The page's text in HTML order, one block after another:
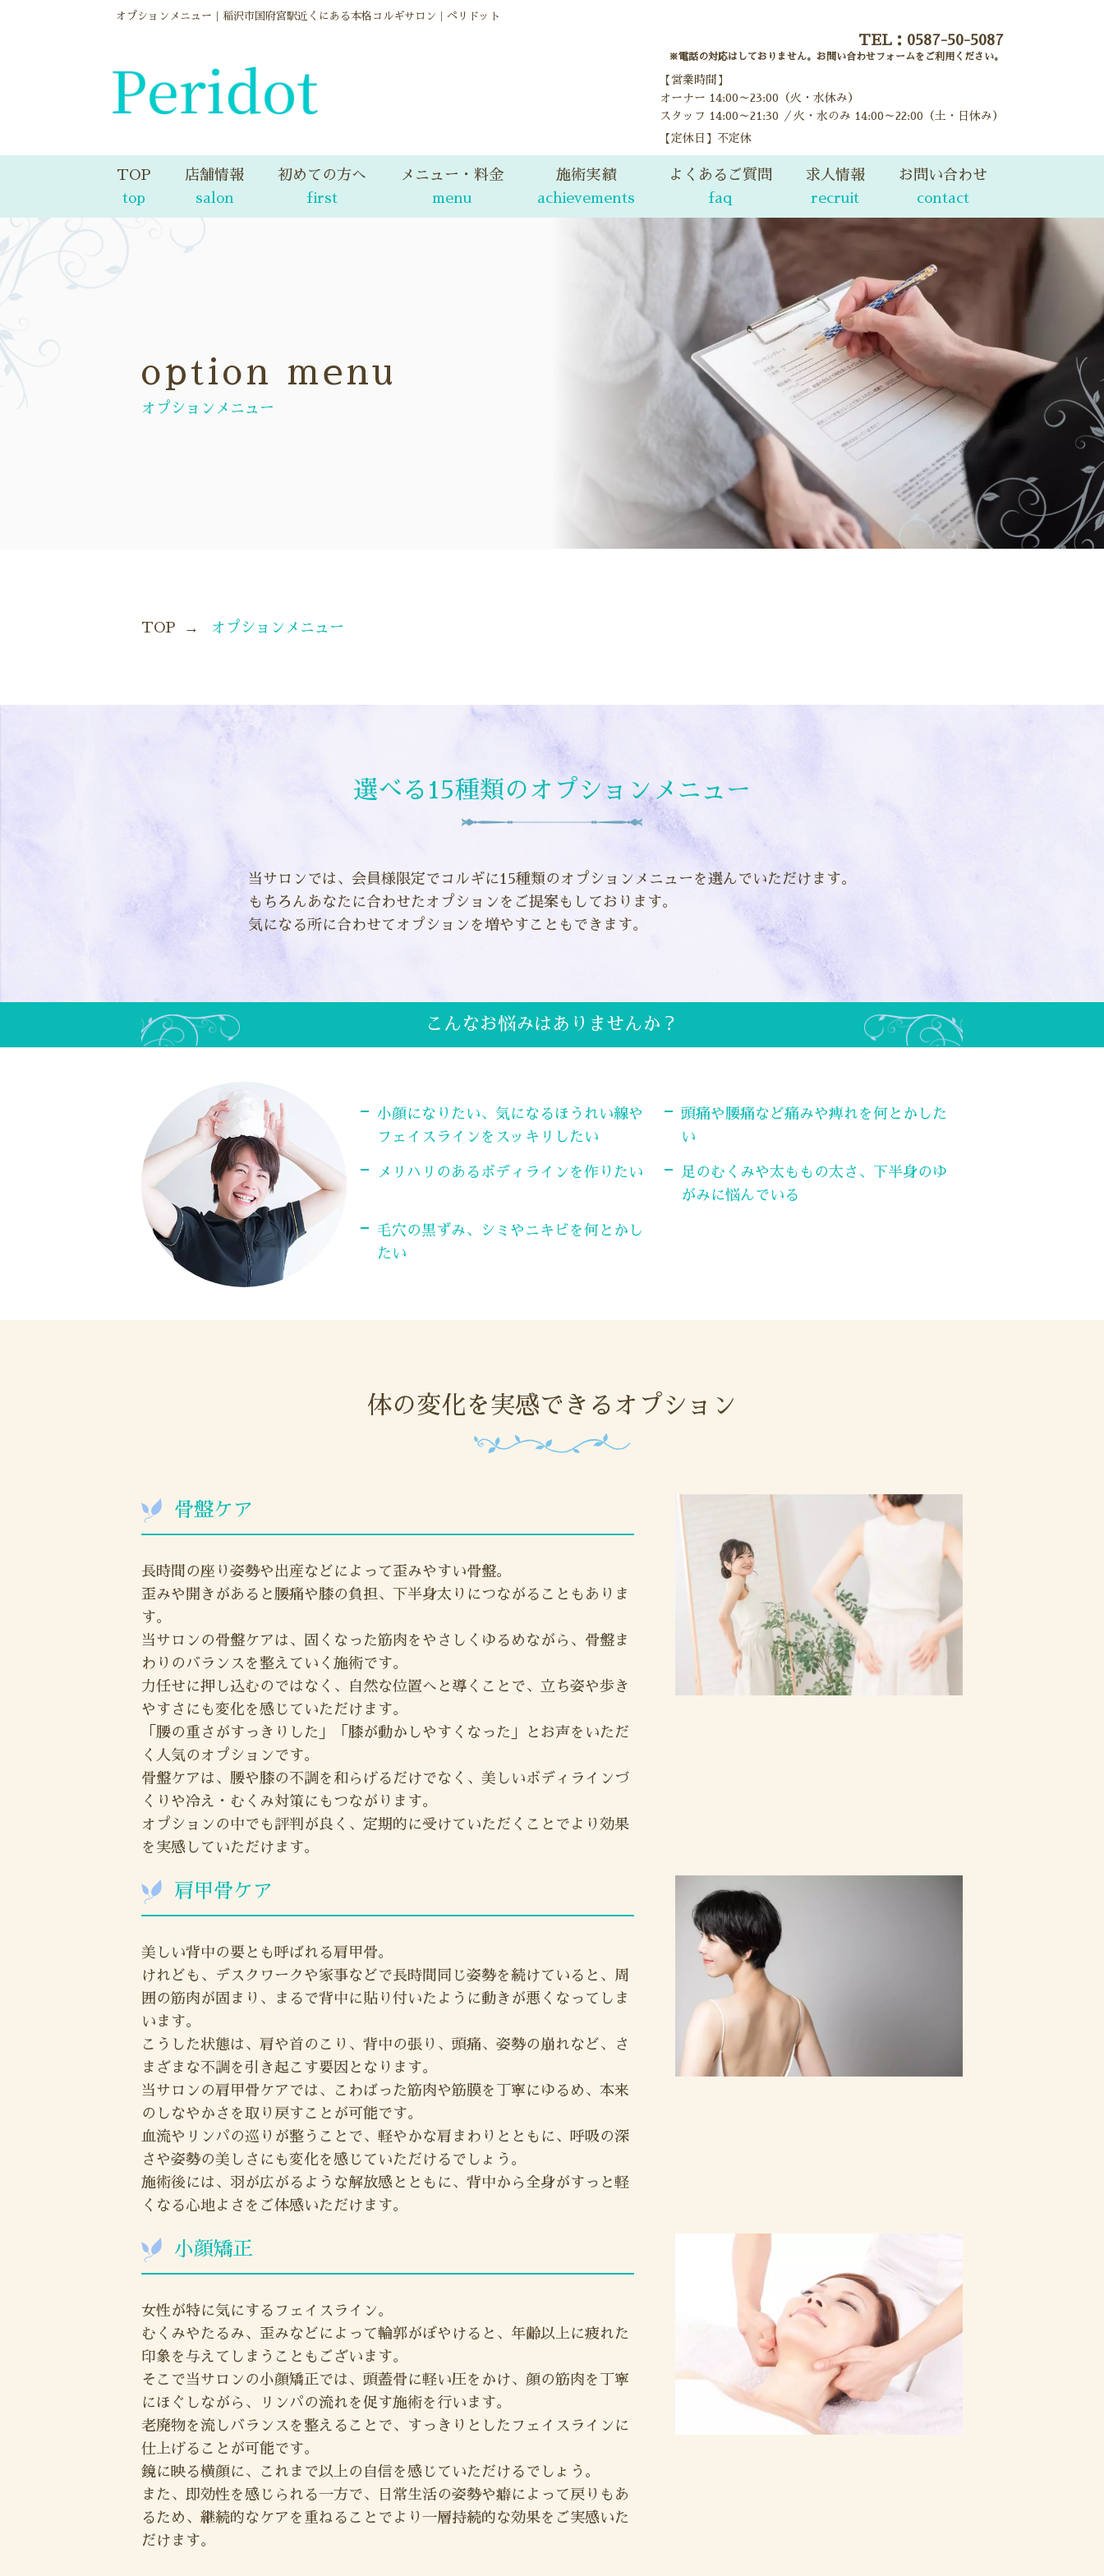
オプションメニュー｜稲沢市国府宮駅近くにある本格コルギサロン｜ペリドット
TEL： 0587-50-5087
※電話の対応はしておりません。お問い合わせフォームをご利用ください。
【営業時間】
オーナー 14:00～23:00（火・水休み）
スタッフ 14:00～21:30 ／火・水のみ 14:00～22:00（土・日休み）
【定休日】不定休
TOP
top
店舗情報
salon
初めての方へ
first
メニュー・料金
menu
施術実績
achievements
よくあるご質問
faq
求人情報
recruit
お問い合わせ
contact
option menu
オプションメニュー
TOP オプションメニュー
選べる15種類のオプションメニュー
当サロンでは、会員様限定でコルギに15種類のオプションメニューを選んでいただけます。
もちろんあなたに合わせたオプションをご提案もしております。
気になる所に合わせてオプションを増やすこともできます。
こんなお悩みはありませんか？
小顔になりたい、気になるほうれい線や
フェイスラインをスッキリしたい
頭痛や腰痛など痛みや痺れを何とかした
い
メリハリのあるボディラインを作りたい
足のむくみや太ももの太さ、下半身のゆ
がみに悩んでいる
毛穴の黒ずみ、シミやニキビを何とかし
たい
体の変化を実感できるオプション
骨盤ケア
長時間の座り姿勢や出産などによって歪みやすい骨盤。
歪みや開きがあると腰痛や膝の負担、下半身太りにつながることもありま
す。
当サロンの骨盤ケアは、固くなった筋肉をやさしくゆるめながら、骨盤ま
わりのバランスを整えていく施術です。
力任せに押し込むのではなく、自然な位置へと導くことで、立ち姿や歩き
やすさにも変化を感じていただけます。
「腰の重さがすっきりした」「膝が動かしやすくなった」とお声をいただ
く人気のオプションです。
骨盤ケアは、腰や膝の不調を和らげるだけでなく、美しいボディラインづ
くりや冷え・むくみ対策にもつながります。
オプションの中でも評判が良く、定期的に受けていただくことでより効果
を実感していただけます。
肩甲骨ケア
美しい背中の要とも呼ばれる肩甲骨。
けれども、デスクワークや家事などで長時間同じ姿勢を続けていると、周
囲の筋肉が固まり、まるで背中に貼り付いたように動きが悪くなってしま
います。
こうした状態は、肩や首のこり、背中の張り、頭痛、姿勢の崩れなど、さ
まざまな不調を引き起こす要因となります。
当サロンの肩甲骨ケアでは、こわばった筋肉や筋膜を丁寧にゆるめ、本来
のしなやかさを取り戻すことが可能です。
血流やリンパの巡りが整うことで、軽やかな肩まわりとともに、呼吸の深
さや姿勢の美しさにも変化を感じていただけるでしょう。
施術後には、羽が広がるような解放感とともに、背中から全身がすっと軽
くなる心地よさをご体感いただけます。
小顔矯正
女性が特に気にするフェイスライン。
むくみやたるみ、歪みなどによって輪郭がぼやけると、年齢以上に疲れた
印象を与えてしまうこともございます。
そこで当サロンの小顔矯正では、頭蓋骨に軽い圧をかけ、顔の筋肉を丁寧
にほぐしながら、リンパの流れを促す施術を行います。
老廃物を流しバランスを整えることで、すっきりとしたフェイスラインに
仕上げることが可能です。
鏡に映る横顔に、これまで以上の自信を感じていただけるでしょう。
また、即効性を感じられる一方で、日常生活の姿勢や癖によって戻りもあ
るため、継続的なケアを重ねることでより一層持続的な効果をご実感いた
だけます。